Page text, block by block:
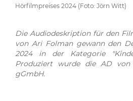
Hörfilmpreises 2024 (Foto: Jörn Witt)
Die Audiodeskription für den
von Ari Folman gewann den
2024 in der Kategorie
Produziert wurde die AD von
gGmbH.